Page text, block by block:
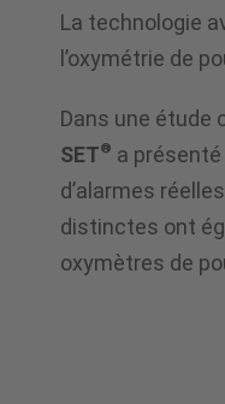
SET
La technologie
l’oxymétrie de
Dans une étude
SET® a présenté
d’alarmes
distinctes ont
oxymètres de